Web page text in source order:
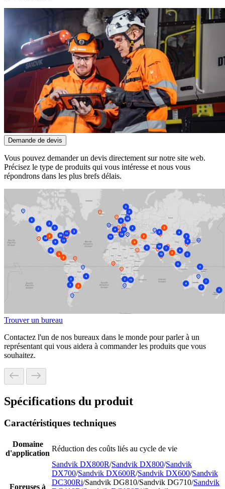
Demande de devis
Vous pouvez demander un devis directement sur notre site web.
Précisez le type de produits qui vous intéresse et nous vous
répondrons dans les plus brefs délais.
Trouver un bureau
Contactez l'un de nos bureaux dans le monde pour parler à un
représentant qui vous aidera à commander les produits que vous
souhaitez.
Spécifications du produit
Caractéristiques techniques
Domaine
d'application
Réduction des coûts liés au cycle de vie
Foreuses à
Sandvik DX800R/Sandvik DX800/Sandvik
DX700/Sandvik DX600R/Sandvik DX600/Sandvik
DC300Ri/Sandvik DG810/Sandvik DG710/Sandvik